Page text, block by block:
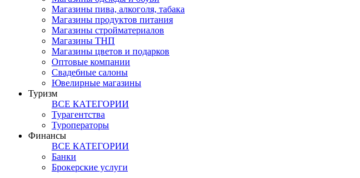
Магазины пива, алкоголя, табака
Магазины продуктов питания
Магазины стройматериалов
Магазины ТНП
Магазины цветов и подарков
Оптовые компании
Свадебные салоны
Ювелирные магазины
Туризм
ВСЕ КАТЕГОРИИ
Турагентства
Туроператоры
Финансы
ВСЕ КАТЕГОРИИ
Банки
Брокерские услуги